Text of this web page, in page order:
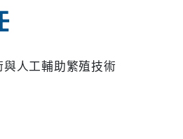
人工輔助繁殖技術